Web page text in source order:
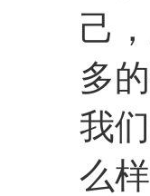
己
多
我
么